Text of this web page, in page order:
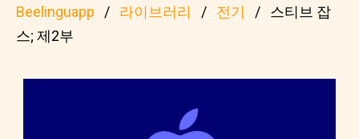
Beelinguapp 라이브러리 전기
스티브 잡
스; 제2부